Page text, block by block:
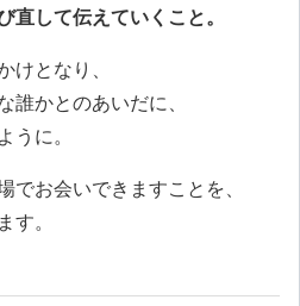
直して伝えていくこと。
となり、
かとのあいだに、
に。
お会いできますことを、
。